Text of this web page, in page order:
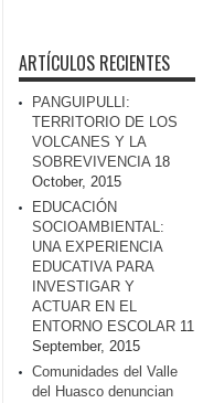
ARTÍCULOS RECIENTES
PANGUIPULLI:
TERRITORIO DE LOS
VOLCANES Y LA
SOBREVIVENCIA 18
October, 2015
EDUCACIÓN
SOCIOAMBIENTAL:
UNA EXPERIENCIA
EDUCATIVA PARA
INVESTIGAR Y
ACTUAR EN EL
ENTORNO ESCOLAR 11
September, 2015
Comunidades del Valle
del Huasco denuncian